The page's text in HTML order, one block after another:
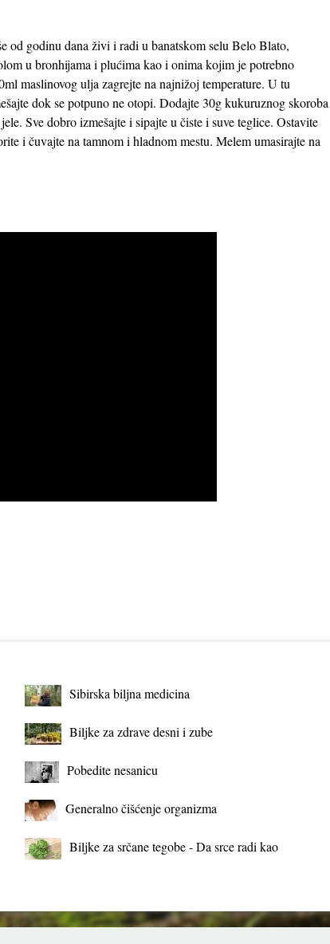
od godinu dana živi i radi u banatskom selu Belo Blato,
u bronhijama i plućima kao i onima kojim je potrebno
maslinovog ulja zagrejte na najnižoj temperature. U tu
dok se potpuno ne otopi. Dodajte 30g kukuruznog skoroba
Sve dobro izmešajte i sipajte u čiste i suve teglice. Ostavite
i čuvajte na tamnom i hladnom mestu. Melem umasirajte na
Sibirska biljna medicina
Biljke za zdrave desni i zube
Pobedite nesanicu
Generalno čišćenje organizma
Biljke za srčane tegobe - Da srce radi kao